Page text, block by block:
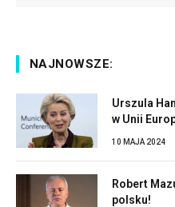
NAJNOWSZE:
Urszula
w Unii
10 MAJA 2024
Robert
polsku!